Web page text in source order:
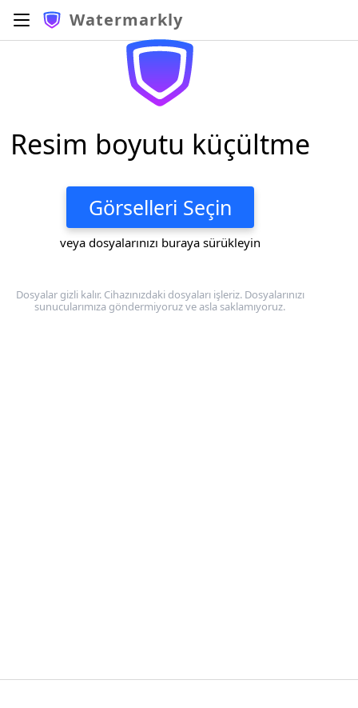
Watermarkly
Resim boyutu küçültme
Görselleri Seçin
veya dosyalarınızı buraya sürükleyin
Dosyalar gizli kalır. Cihazınızdaki dosyaları işleriz. Dosyalarınızı
sunucularımıza göndermiyoruz ve asla saklamıyoruz.